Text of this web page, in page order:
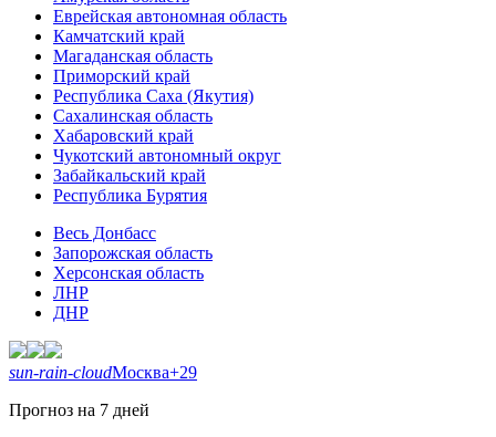
Еврейская автономная область
Камчатский край
Магаданская область
Приморский край
Республика Саха (Якутия)
Сахалинская область
Хабаровский край
Чукотский автономный округ
Забайкальский край
Республика Бурятия
Весь Донбасс
Запорожская область
Херсонская область
ЛНР
ДНР
sun-rain-cloudМосква+29
Прогноз на 7 дней